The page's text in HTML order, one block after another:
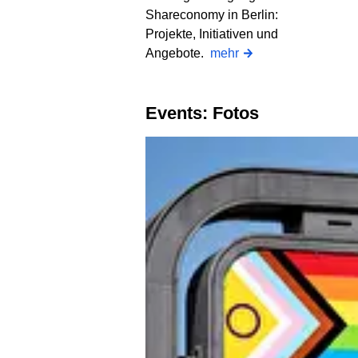
Shareconomy in Berlin:
Projekte, Initiativen und
Angebote. mehr
Events: Fotos